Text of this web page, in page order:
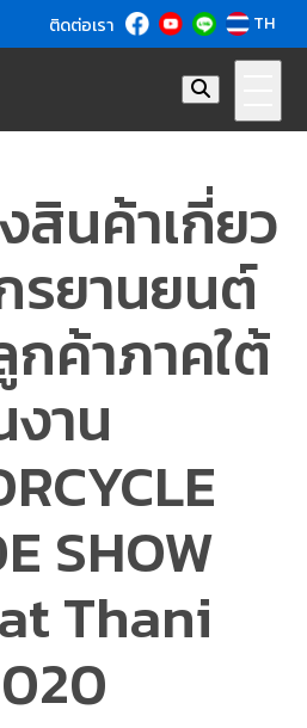
ติดต่อเรา TH
สินค้าเกี่ยว
รยานยนต์
ค้าภาคใต้
งาน
SHOW
Thani